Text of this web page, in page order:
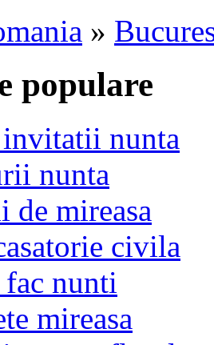
»
populare
nunta
nunta
de mireasa
civila
fac nunti
mireasa